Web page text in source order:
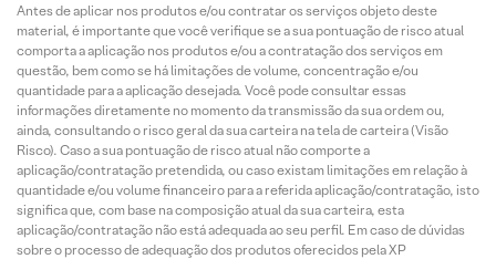
Antes de aplicar nos produtos e/ou contratar os serviços objeto deste
material, é importante que você verifique se a sua pontuação de risco atual
comporta a aplicação nos produtos e/ou a contratação dos serviços em
questão, bem como se há limitações de volume, concentração e/ou
quantidade para a aplicação desejada. Você pode consultar essas
informações diretamente no momento da transmissão da sua ordem ou,
ainda, consultando o risco geral da sua carteira na tela de carteira (Visão
Risco). Caso a sua pontuação de risco atual não comporte a
aplicação/contratação pretendida, ou caso existam limitações em relação à
quantidade e/ou volume financeiro para a referida aplicação/contratação, isto
significa que, com base na composição atual da sua carteira, esta
aplicação/contratação não está adequada ao seu perfil. Em caso de dúvidas
sobre o processo de adequação dos produtos oferecidos pela XP